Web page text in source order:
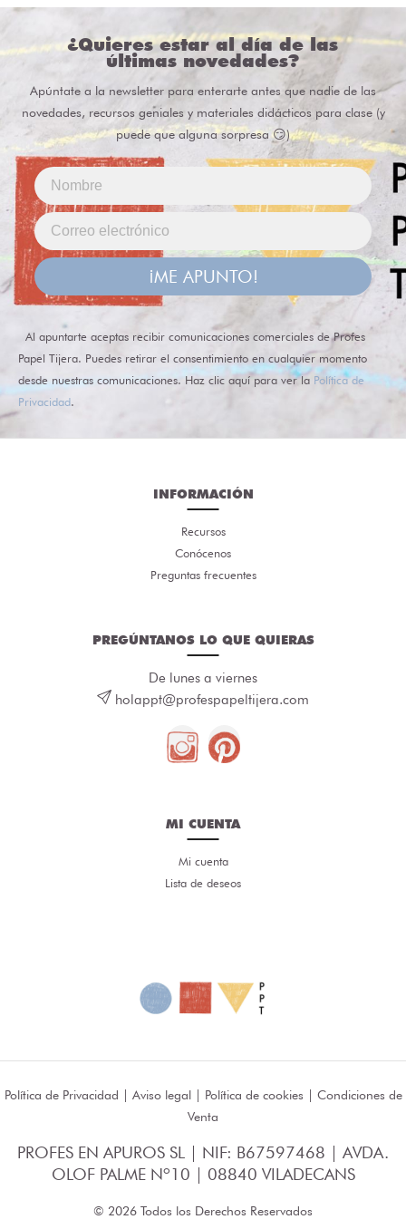
¿Quieres estar al día de las
últimas novedades?
Apúntate a la newsletter para enterarte antes que nadie de las
novedades, recursos geniales y materiales didácticos para clase (y
puede que alguna sorpresa 😏)
¡ME APUNTO!
Al apuntarte aceptas recibir comunicaciones comerciales de Profes
Papel Tijera. Puedes retirar el consentimiento en cualquier momento
desde nuestras comunicaciones. Haz clic aquí para ver la Política de
Privacidad.
INFORMACIÓN
Recursos
Conócenos
Preguntas frecuentes
PREGÚNTANOS LO QUE QUIERAS
De lunes a viernes
holappt@profespapeltijera.com
MI CUENTA
Mi cuenta
Lista de deseos
Política de Privacidad | Aviso legal| Política de cookies | Condiciones de
Venta
PROFES EN APUROS SL | NIF: B67597468 | AVDA.
OLOF PALME Nº10 | 08840 VILADECANS
© 2026 Todos los Derechos Reservados